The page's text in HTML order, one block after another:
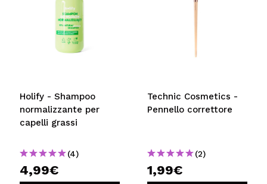
Holify - Shampoo
normalizzante per
capelli grassi
(4)
4,99€
Technic Cosmetics -
Pennello correttore
(2)
1,99€